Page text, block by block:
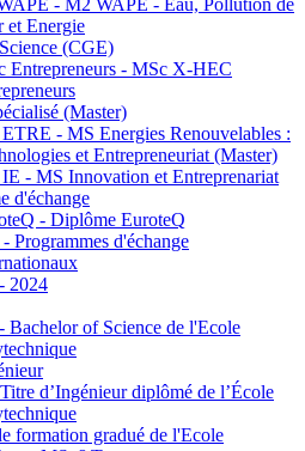
- M2 WAPE - Eau, Pollution de
et Energie
(CGE)
Entrepreneurs - MSc X-HEC
(Master)
- MS Energies Renouvelables :
et Entrepreneuriat (Master)
- MS Innovation et Entreprenariat
d'échange
- Diplôme EuroteQ
Programmes d'échange
2024
Bachelor of Science de l'Ecole
d’Ingénieur diplômé de l’École
formation gradué de l'Ecole